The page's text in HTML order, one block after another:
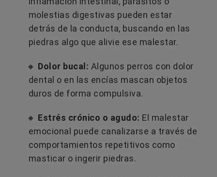
molestias digestivas pueden estar
detrás de la conducta, buscando en las
piedras algo que alivie ese malestar.
🔸 Dolor bucal: Algunos perros con dolor
dental o en las encías mascan objetos
duros de forma compulsiva.
🔸 Estrés crónico o agudo: El malestar
emocional puede canalizarse a través de
comportamientos repetitivos como
masticar o ingerir piedras.